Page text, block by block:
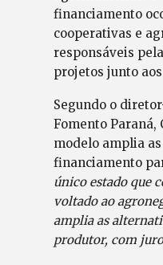
financiamento
cooperativas e
responsáveis
projetos junto
Segundo o
Fomento Paraná,
modelo amplia as
financiamento
único estado que
voltado ao
amplia as
produtor, com